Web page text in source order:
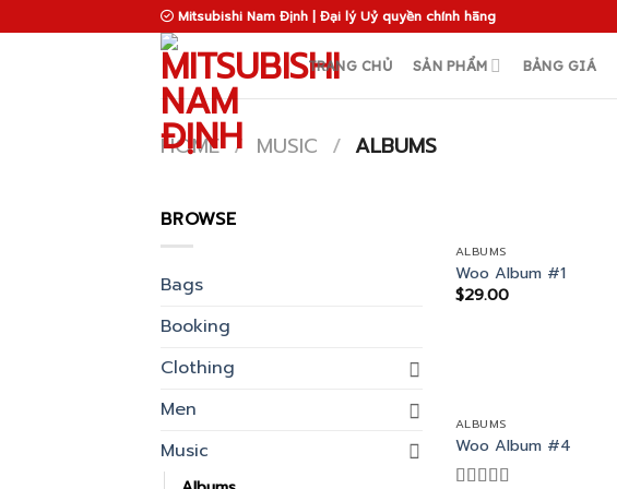
to
Mitsubishi Nam Định | Đại lý Uỷ quyền chính hãng
TRANG CHỦ SẢN PHẨM BẢNG GIÁ
HOME / MUSIC / ALBUMS
BROWSE
Bags
Booking
Clothing
Men
Music
ALBUMS
Woo Album #1
$29.00
ALBUMS
Woo Album #4